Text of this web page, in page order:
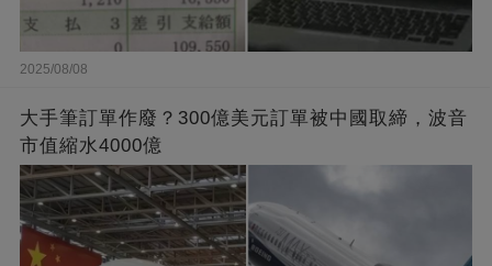
2025/08/08
大手筆訂單作廢？300億美元訂單被中國取締，波音
市值縮水4000億